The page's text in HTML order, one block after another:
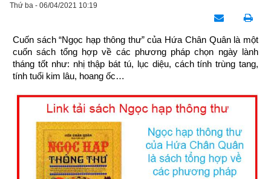
Thứ ba - 06/04/2021 10:19
Cuốn sách “Ngọc hạp thông thư” của Hứa Chân Quân là một
cuốn sách tổng hợp về các phương pháp chọn ngày lành
tháng tốt như: nhị thập bát tú, lục diệu, cách tính trùng tang,
tính tuổi kim lâu, hoang ốc…